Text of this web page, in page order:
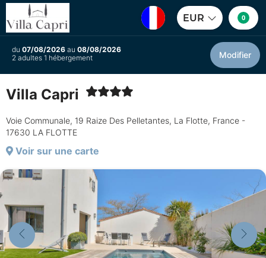
EUR 0
du 07/08/2026 au 08/08/2026
2 adultes 1 hébergement
Modifier
Villa Capri
Voie Communale, 19 Raize Des Pelletantes, La Flotte, France -
17630 LA FLOTTE
Voir sur une carte